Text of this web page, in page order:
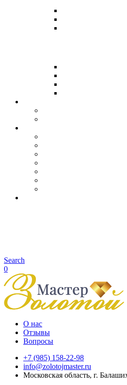
Search
0
О нас
Отзывы
Вопросы
+7 (985) 158-22-98
info@zolotojmaster.ru
Московская область, г.